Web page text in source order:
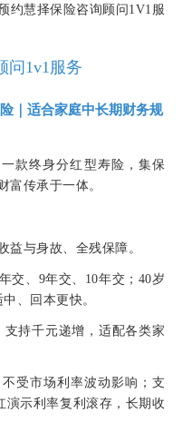
约慧择保险咨询顾问1V1服
问1v1服务
｜适合家庭中长期财务规
款终身分红型寿险，集保
富传承于一体。
益与身故、全残保障。
交、9年交、10年交；40岁
、回本更快。
持千元递增，适配各类家
受市场利率波动影响；支
演示利率复利滚存，长期收